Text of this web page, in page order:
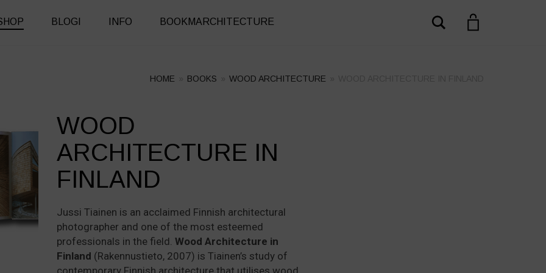
BLOGI INFO BOOKMARCHITECTURE Search
HOME BOOKS WOOD ARCHITECTURE
WOOD
ARCHITECTURE IN
FINLAND
Jussi Tiainen is an acclaimed Finnish architectural
photographer and one of the most esteemed
professionals in the field. Wood Architecture in
Finland (Rakennustieto, 2007) is Tiainen’s study of
contemporary Finnish architecture that utilises wood